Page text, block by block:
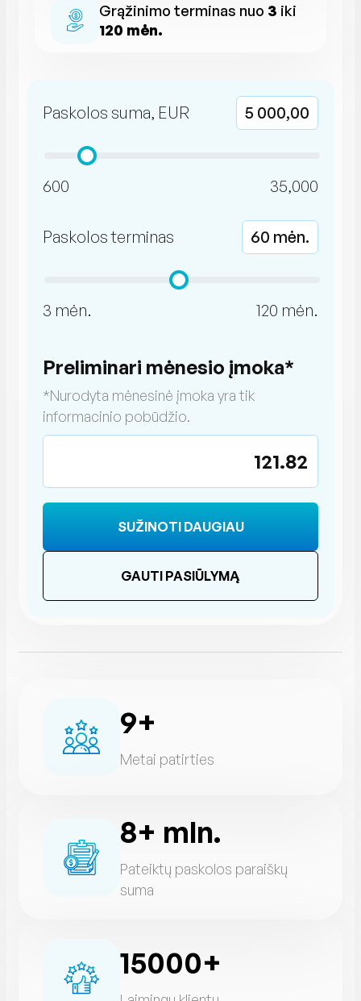
Grąžinimo terminas nuo 3 iki
120 mėn.
Paskolos suma, EUR 5 000,00
600 35,000
Paskolos terminas 60 mėn.
3 mėn. 120 mėn.
Preliminari mėnesio įmoka*
*Nurodyta mėnesinė įmoka yra tik
informacinio pobūdžio.
121.82
SUŽINOTI DAUGIAU
GAUTI PASIŪLYMĄ
9+
Metai patirties
8+ mln.
Pateiktų paskolos paraiškų
suma
15000+